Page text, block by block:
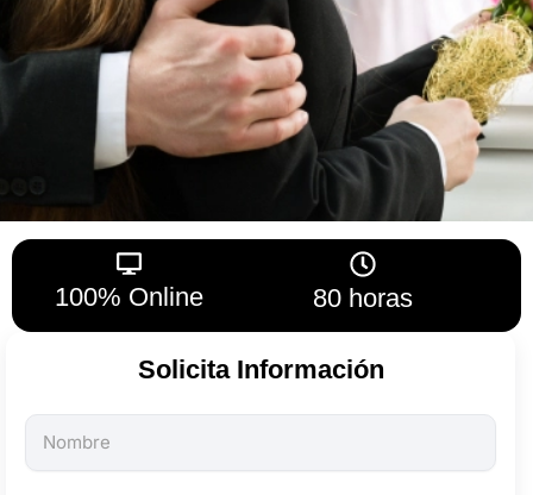
100% Online 80 horas
Solicita Información
Todos
los